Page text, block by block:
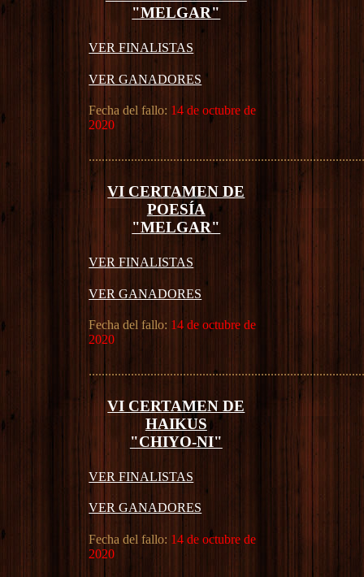
"MELGAR"
VER FINALISTAS
VER GANADORES
Fecha del fallo: 14 de octubre de
2020
VI CERTAMEN DE
POESÍA
"MELGAR"
VER FINALISTAS
VER GANADORES
Fecha del fallo: 14 de octubre de
2020
VI CERTAMEN DE
HAIKUS
"CHIYO-NI"
VER FINALISTAS
VER GANADORES
Fecha del fallo: 14 de octubre de
2020